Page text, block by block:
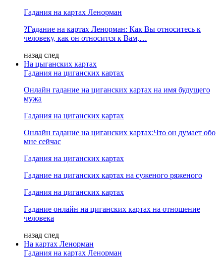
Гадания на картах Ленорман
?Гадание на картах Ленорман: Как Вы относитесь к
человеку, как он относится к Вам,…
назад след
На цыганских картах
Гадания на циганских картах
Онлайн гадание на циганских картах на имя будущего
мужа
Гадания на циганских картах
Онлайн гадание на циганских картах:Что он думает обо
мне сейчас
Гадания на циганских картах
Гадание на циганских картах на суженого ряженого
Гадания на циганских картах
Гадание онлайн на циганских картах на отношение
человека
назад след
На картах Ленорман
Гадания на картах Ленорман